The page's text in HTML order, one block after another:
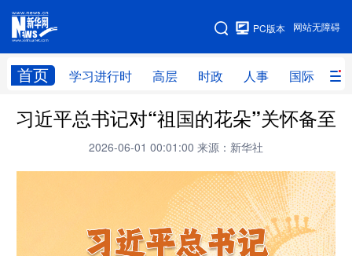
网站无障碍
PC版本
首页 学习进行时 高层 时政 人事 国际 财
网站地图
学习进行时 高层 时政 人事
财经 网评
全球连线 教育
量子 体育
书画 健康 军事
习近平总书记对“祖国的花朵”关怀备至
2026-06-01 00:01:00 来源：新华社